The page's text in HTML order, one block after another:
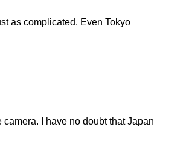
as complicated. Even Tokyo
I have no doubt that Japan